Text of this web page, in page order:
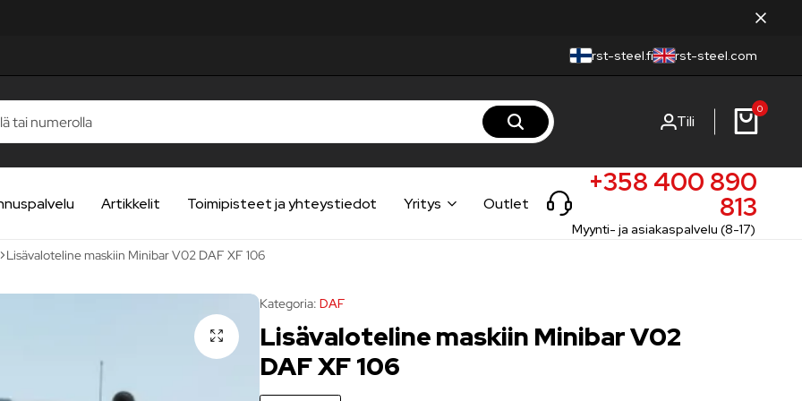
rst-steel.fi rst-steel.com
Tili
0
Artikkelit Toimipisteet ja yhteystiedot Yritys Outlet
+358 400 890
813
Myynti- ja asiakaspalvelu (8-17)
Lisävaloteline maskiin Minibar V02 DAF XF 106
Kategoria: DAF
Lisävaloteline maskiin Minibar V02
DAF XF 106